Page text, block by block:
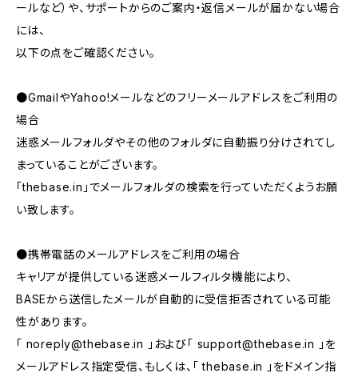
ールなど）や、サポートからのご案内・返信メールが届かない場合
には、
以下の点をご確認ください。
●GmailやYahoo!メールなどのフリーメールアドレスをご利用の
場合
迷惑メールフォルダやその他のフォルダに自動振り分けされてし
まっていることがございます。
「thebase.in」でメールフォルダの検索を行っていただくようお願
い致します。
●携帯電話のメールアドレスをご利用の場合
キャリアが提供している迷惑メールフィルタ機能により、
BASEから送信したメールが自動的に受信拒否されている可能
性があります。
「 noreply@thebase.in 」および「 support@thebase.in
」を
メールアドレス指定受信、もしくは、「 thebase.in 」をドメイン指